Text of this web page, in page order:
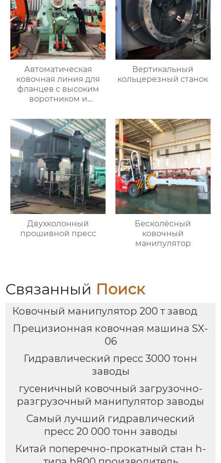
Автоматическая
ковочная линия для
фланцев с высоким
воротником и
Вертикальный
кольцерезный станок
Двухколонный
прошивной пресс
Бесколёсный
ковочный
манипулятор
Связанный Поиск
Ковочный манипулятор 200 т завод
Прецизионная ковочная машина SX-
06
Гидравлический пресс 3000 тонн
заводы
гусеничный ковочный загрузочно-
разгрузочный манипулятор заводы
Самый лучший гидравлический
пресс 20 000 тонн заводы
Китай поперечно-прокатный стан h-